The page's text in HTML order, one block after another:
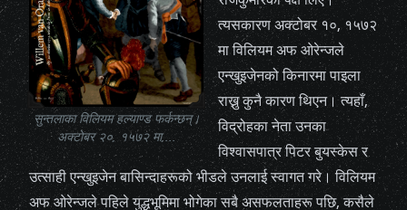
सुन्तलाका विलियम हल्याण्ड फर्कन्छन्।
अक्टोबर २०, १५७२ मा,...
त्यसकारण अक्टोबर १०, १५७२
मा विलियम अफ ओरेन्जले
एन्खुइजेनको किनारमा पाइला
राख्नु कुनै कारण थिएन। त्यहाँ,
विद्रोहका नेता उनका
विश्वासपात्र पिटर बुयस्केस र
उत्साही एन्खुइजेन बासिन्दाहरूको भीडले उनलाई स्वागत गरे। विलियम
अफ ओरेन्जले पहिले युद्धभूमिमा भोगेका सबै असफलताहरू पछि, कसैले